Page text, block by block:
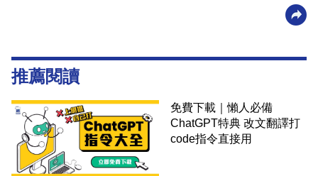
推薦閱讀
免費下載｜懶人必備
ChatGPT特典 改文翻譯打
code指令直接用